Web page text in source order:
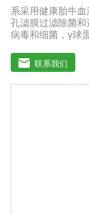
系采用健康胎牛
孔滤膜过滤除菌和
病毒和细菌，γ球
胞及多种细胞株
培养及单克隆抗体
准：符合《中华
逐步解冻法（ -
使血清质量不会
久会影响促细胞
联系我们